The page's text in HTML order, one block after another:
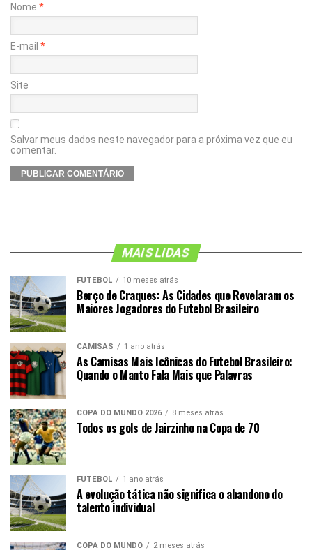
Nome *
E-mail *
Site
Salvar meus dados neste navegador para a próxima vez que eu
comentar.
MAIS LIDAS
FUTEBOL 10 meses atrás
Berço de Craques: As Cidades que Revelaram os
Maiores Jogadores do Futebol Brasileiro
CAMISAS 1 ano atrás
As Camisas Mais Icônicas do Futebol Brasileiro:
Quando o Manto Fala Mais que Palavras
COPA DO MUNDO 2026 8 meses atrás
Todos os gols de Jairzinho na Copa de 70
FUTEBOL 1 ano atrás
A evolução tática não significa o abandono do
talento individual
COPA DO MUNDO 2 meses atrás